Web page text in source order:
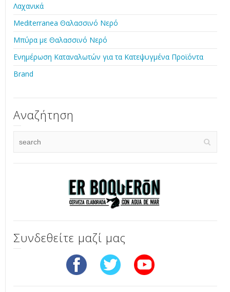
Λαχανικά
Mediterranea Θαλασσινό Νερό
Μπύρα με Θαλασσινό Νερό
Ενημέρωση Καταναλωτών για τα Κατεψυγμένα Προϊόντα
Brand
Αναζήτηση
Συνδεθείτε μαζί μας